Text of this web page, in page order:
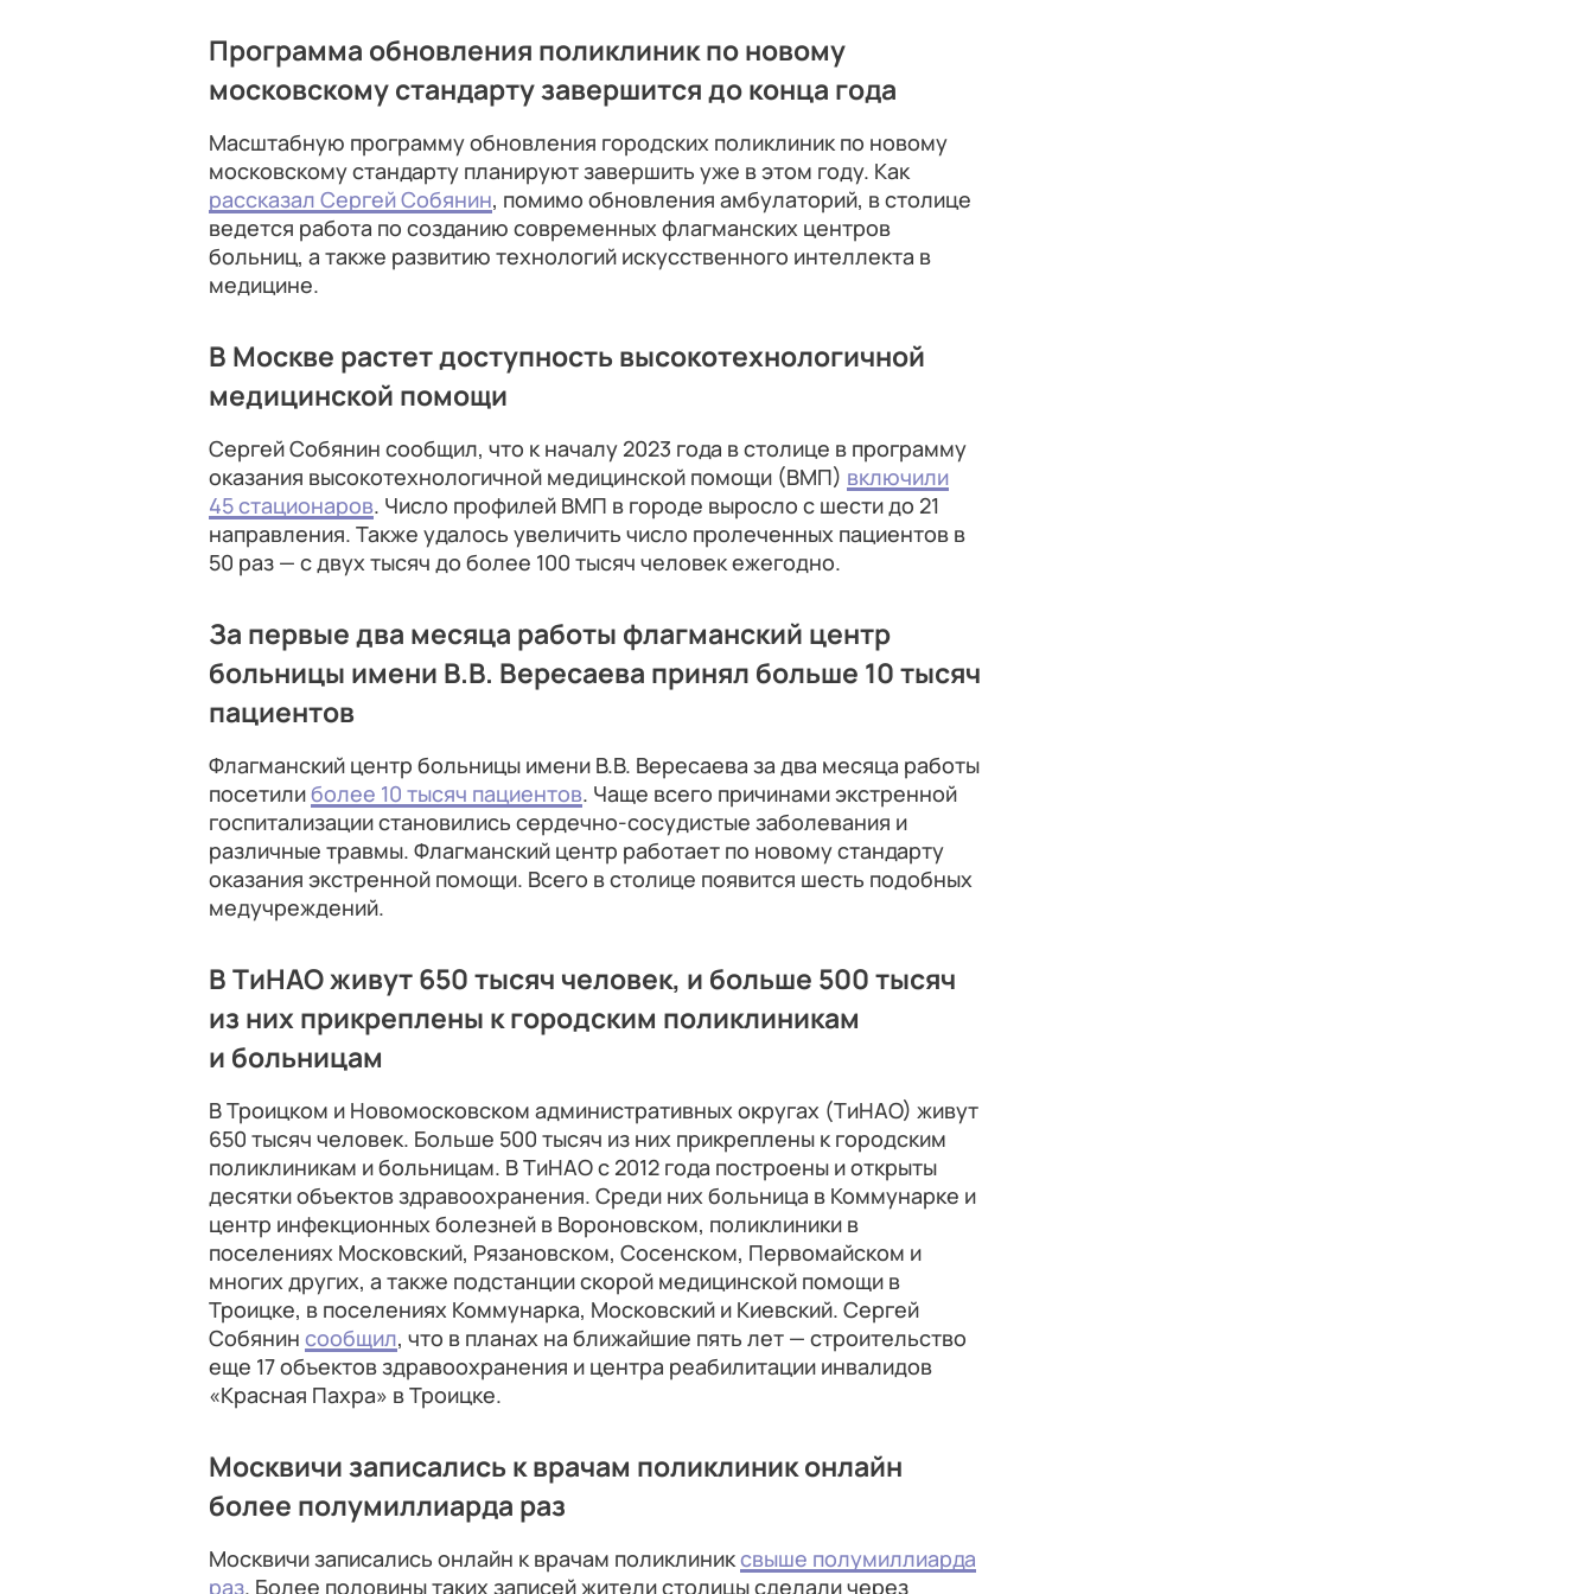
Программа обновления поликлиник по новому
московскому стандарту завершится до конца года
Масштабную программу обновления городских поликлиник по новому
московскому стандарту планируют завершить уже в этом году. Как
рассказал Сергей Собянин, помимо обновления амбулаторий, в столице
ведется работа по созданию современных флагманских центров
больниц, а также развитию технологий искусственного интеллекта в
медицине.
В Москве растет доступность высокотехнологичной
медицинской помощи
Сергей Собянин сообщил, что к началу 2023 года в столице в программу
оказания высокотехнологичной медицинской помощи (ВМП) включили
45 стационаров. Число профилей ВМП в городе выросло с шести до 21
направления. Также удалось увеличить число пролеченных пациентов в
50 раз — с двух тысяч до более 100 тысяч человек ежегодно.
За первые два месяца работы флагманский центр
больницы имени В.В. Вересаева принял больше 10 тысяч
пациентов
Флагманский центр больницы имени В.В. Вересаева за два месяца работы
посетилиболее 10 тысяч пациентов. Чаще всего причинами экстренной
госпитализации становились сердечно-сосудистые заболевания и
различные травмы. Флагманский центр работает по новому стандарту
оказания экстренной помощи. Всего в столице появится шесть подобных
медучреждений.
В ТиНАО живут 650 тысяч человек, и больше 500 тысяч
из них прикреплены к городским поликлиникам
и больницам
В Троицком и Новомосковском административных округах (ТиНАО) живут
650 тысяч человек. Больше 500 тысяч из них прикреплены к городским
поликлиникам и больницам. В ТиНАО с 2012 года построены и открыты
десятки объектов здравоохранения. Среди них больница в Коммунарке и
центр инфекционных болезней в Вороновском, поликлиники в
поселениях Московский, Рязановском, Сосенском, Первомайском и
многих других, а также подстанции скорой медицинской помощи в
Троицке, в поселениях Коммунарка, Московский и Киевский. Сергей
Собянин сообщил, что в планах на ближайшие пять лет — строительство
еще 17 объектов здравоохранения и центра реабилитации инвалидов
«Красная Пахра» в Троицке.
Москвичи записались к врачам поликлиник онлайн
более полумиллиарда раз
Москвичи записались онлайн к врачам поликлиниксвыше полумиллиарда
раз. Более половины таких записей жители столицы сделали через